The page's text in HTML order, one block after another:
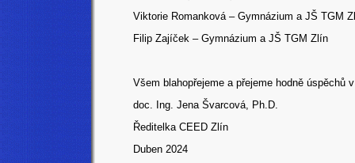
Viktorie Romanková – Gymnázium a JŠ TGM
Filip Zajíček – Gymnázium a JŠ TGM Zlín
Všem blahopřejeme a přejeme hodně
doc. Ing. Jena Švarcová, Ph.D.
Ředitelka CEED Zlín
Duben 2024